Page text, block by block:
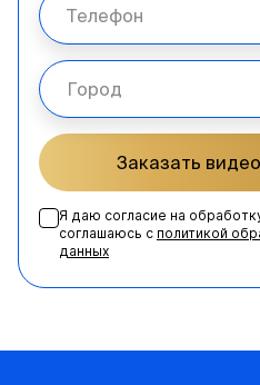
Заказать
Я даю согласие на
соглашаюсь с политикой
данных